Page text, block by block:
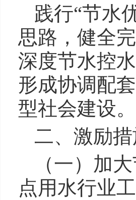
践行“节水
思路，健全
深度节水控
形成协调配
型社会建设。
二、激励
（一）加
点用水行业